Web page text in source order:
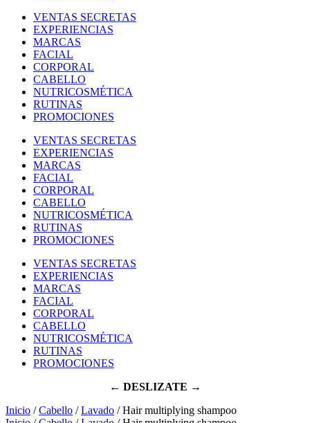
VENTAS SECRETAS
EXPERIENCIAS
MARCAS
FACIAL
CORPORAL
CABELLO
NUTRICOSMÉTICA
RUTINAS
PROMOCIONES
VENTAS SECRETAS
EXPERIENCIAS
MARCAS
FACIAL
CORPORAL
CABELLO
NUTRICOSMÉTICA
RUTINAS
PROMOCIONES
VENTAS SECRETAS
EXPERIENCIAS
MARCAS
FACIAL
CORPORAL
CABELLO
NUTRICOSMÉTICA
RUTINAS
PROMOCIONES
← DESLIZATE →
Inicio /Cabello /Lavado / Hair multiplying shampoo